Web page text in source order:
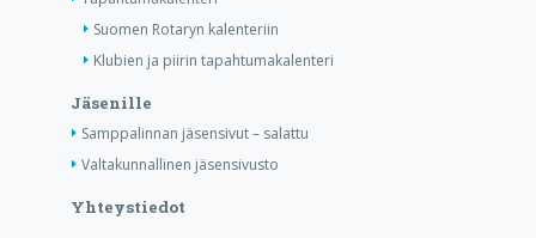
Suomen Rotaryn kalenteriin
Klubien ja piirin tapahtumakalenteri
Jäsenille
Samppalinnan jäsensivut – salattu
Valtakunnallinen jäsensivusto
Yhteystiedot